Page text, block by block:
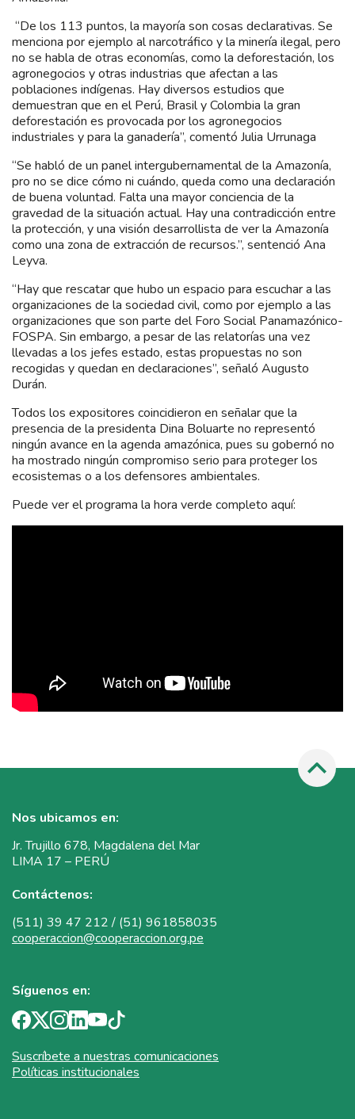
“De los 113 puntos, la mayoría son cosas declarativas. Se
menciona por ejemplo al narcotráfico y la minería ilegal, pero
no se habla de otras economías, como la deforestación, los
agronegocios y otras industrias que afectan a las
poblaciones indígenas. Hay diversos estudios que
demuestran que en el Perú, Brasil y Colombia la gran
deforestación es provocada por los agronegocios
industriales y para la ganadería”, comentó Julia Urrunaga
“Se habló de un panel intergubernamental de la Amazonía,
pro no se dice cómo ni cuándo, queda como una declaración
de buena voluntad. Falta una mayor conciencia de la
gravedad de la situación actual. Hay una contradicción entre
la protección, y una visión desarrollista de ver la Amazonía
como una zona de extracción de recursos.”, sentenció Ana
Leyva.
“Hay que rescatar que hubo un espacio para escuchar a las
organizaciones de la sociedad civil, como por ejemplo a las
organizaciones que son parte del Foro Social Panamazónico-
FOSPA. Sin embargo, a pesar de las relatorías una vez
llevadas a los jefes estado, estas propuestas no son
recogidas y quedan en declaraciones”, señaló Augusto
Durán.
Todos los expositores coincidieron en señalar que la
presencia de la presidenta Dina Boluarte no representó
ningún avance en la agenda amazónica, pues su gobernó no
ha mostrado ningún compromiso serio para proteger los
ecosistemas o a los defensores ambientales.
Puede ver el programa la hora verde completo aquí:
Nos ubicamos en:
Jr. Trujillo 678, Magdalena del Mar
LIMA 17 – PERÚ
Contáctenos:
(511) 39 47 212 / (51) 961858035
cooperaccion@cooperaccion.org.pe
Síguenos en:
Suscríbete a nuestras comunicaciones
Políticas institucionales